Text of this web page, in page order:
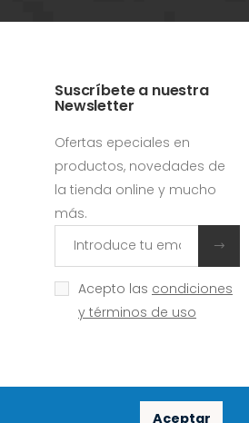
Aceptar
Suscríbete a nuestra
Newsletter
Ofertas epeciales en
productos, novedades de
la tienda online y mucho
más.
Acepto las condiciones
y términos de uso